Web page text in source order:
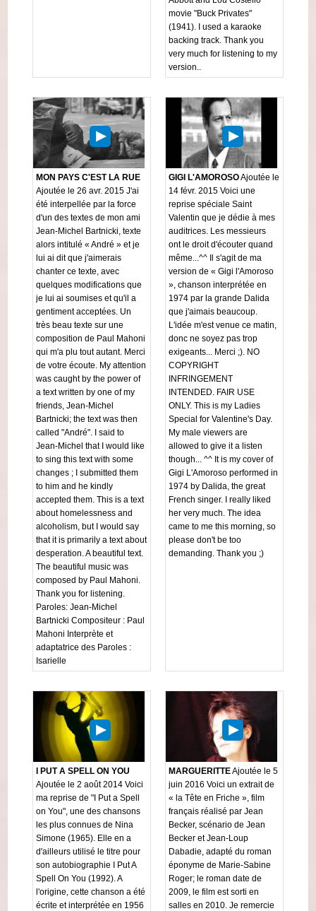
movie "Buck Privates"
(1941). I used a karaoke
backing track. Thank you
very much for listening to my
version..
MON PAYS C'EST LA RUE
Ajoutée le 26 avr. 2015 J'ai
été interpellée par la force
d'un des textes de mon ami
Jean-Michel Bartnicki, texte
alors intitulé « André » et je
lui ai dit que j'aimerais
chanter ce texte, avec
quelques modifications que
je lui ai soumises et qu'il a
gentiment acceptées. Un
très beau texte sur une
composition de Paul Mahoni
qui m'a plu tout autant. Merci
de votre écoute. My attention
was caught by the power of
a text written by one of my
friends, Jean-Michel
Bartnicki; the text was then
called "André". I said to
Jean-Michel that I would like
to sing this text with some
changes ; I submitted them
to him and he kindly
accepted them. This is a text
about homelessness and
alcoholism, but I would say
that it is primarily a text about
desperation. A beautiful text.
The beautiful music was
composed by Paul Mahoni.
Thank you for listening.
Paroles: Jean-Michel
Bartnicki Compositeur : Paul
Mahoni Interprète et
adaptatrice des Paroles :
Isarielle
GIGI L'AMOROSOAjoutée le
14 févr. 2015 Voici une
reprise spéciale Saint
Valentin que je dédie à mes
auditrices. Les messieurs
ont le droit d'écouter quand
même...^^ Il s'agit de ma
version de « Gigi l'Amoroso
», chanson interprétée en
1974 par la grande Dalida
que j'aimais beaucoup.
L'idée m'est venue ce matin,
donc ne soyez pas trop
exigeants... Merci ;). NO
COPYRIGHT
INFRINGEMENT
INTENDED. FAIR USE
ONLY. This is my Ladies
Special for Valentine's Day.
My male viewers are
allowed to give it a listen
though... ^^ It is my cover of
Gigi L'Amoroso performed in
1974 by Dalida, the great
French singer. I really liked
her very much. The idea
came to me this morning, so
please don't be too
demanding. Thank you ;)
I PUT A SPELL ON YOU
Ajoutée le 2 août 2014 Voici
ma reprise de "I Put a Spell
on You", une des chansons
les plus connues de Nina
Simone (1965). Elle en a
d'ailleurs utilisé le titre pour
son autobiographie I Put A
Spell On You (1992). A
l'origine, cette chanson a été
écrite et interprétée en 1956
MARGUERITTEAjoutée le 5
juin 2016 Voici un extrait de
« la Tête en Friche », film
français réalisé par Jean
Becker, scénario de Jean
Becker et Jean-Loup
Dabadie, adapté du roman
éponyme de Marie-Sabine
Roger; le roman date de
2009, le film est sorti en
salles en 2010. Je remercie